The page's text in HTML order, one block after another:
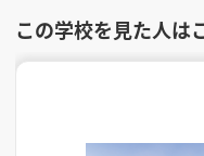
この学校を見た人は